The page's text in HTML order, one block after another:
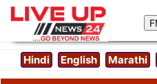
Hindi English Marathi